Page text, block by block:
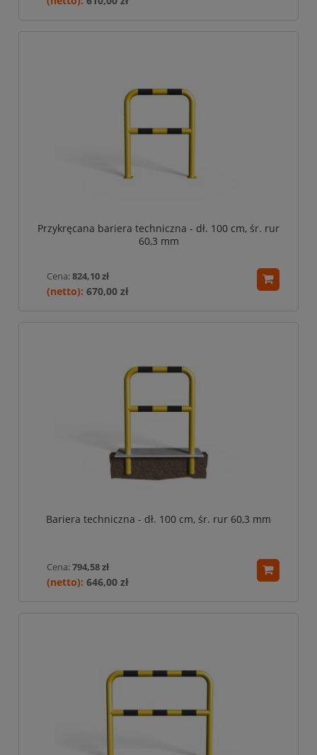
Przykręcana bariera techniczna - dł. 100 cm, śr. rur
60,3 mm
Cena:824,10 zł
670,00 zł
Bariera techniczna - dł. 100 cm, śr. rur 60,3 mm
Cena:794,58 zł
646,00 zł